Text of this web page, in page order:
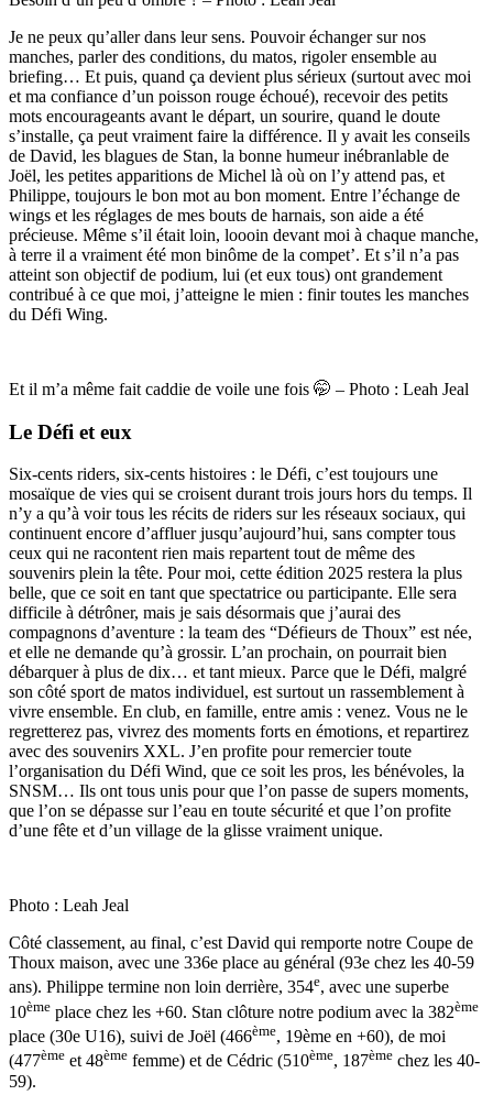
Je ne peux qu’aller dans leur sens. Pouvoir échanger sur nos
manches, parler des conditions, du matos, rigoler ensemble au
briefing… Et puis, quand ça devient plus sérieux (surtout avec moi
et ma confiance d’un poisson rouge échoué), recevoir des petits
mots encourageants avant le départ, un sourire, quand le doute
s’installe, ça peut vraiment faire la différence. Il y avait les conseils
de David, les blagues de Stan, la bonne humeur inébranlable de
Joël, les petites apparitions de Michel là où on l’y attend pas, et
Philippe, toujours le bon mot au bon moment. Entre l’échange de
wings et les réglages de mes bouts de harnais, son aide a été
précieuse. Même s’il était loin, loooin devant moi à chaque manche,
à terre il a vraiment été mon binôme de la compet’. Et s’il n’a pas
atteint son objectif de podium, lui (et eux tous) ont grandement
contribué à ce que moi, j’atteigne le mien : finir toutes les manches
du Défi Wing.
Et il m’a même fait caddie de voile une fois 🤭 – Photo : Leah Jeal
Le Défi et eux
Six-cents riders, six-cents histoires : le Défi, c’est toujours une
mosaïque de vies qui se croisent durant trois jours hors du temps. Il
n’y a qu’à voir tous les récits de riders sur les réseaux sociaux, qui
continuent encore d’affluer jusqu’aujourd’hui, sans compter tous
ceux qui ne racontent rien mais repartent tout de même des
souvenirs plein la tête. Pour moi, cette édition 2025 restera la plus
belle, que ce soit en tant que spectatrice ou participante. Elle sera
difficile à détrôner, mais je sais désormais que j’aurai des
compagnons d’aventure : la team des “Défieurs de Thoux” est née,
et elle ne demande qu’à grossir. L’an prochain, on pourrait bien
débarquer à plus de dix… et tant mieux. Parce que le Défi, malgré
son côté sport de matos individuel, est surtout un rassemblement à
vivre ensemble. En club, en famille, entre amis : venez. Vous ne le
regretterez pas, vivrez des moments forts en émotions, et repartirez
avec des souvenirs XXL. J’en profite pour remercier toute
l’organisation du Défi Wind, que ce soit les pros, les bénévoles, la
SNSM… Ils ont tous unis pour que l’on passe de supers moments,
que l’on se dépasse sur l’eau en toute sécurité et que l’on profite
d’une fête et d’un village de la glisse vraiment unique.
Photo : Leah Jeal
Côté classement, au final, c’est David qui remporte notre Coupe de
Thoux maison, avec une 336e place au général (93e chez les 40-59
ans). Philippe termine non loin derrière, 354e, avec une superbe
10ème place chez les +60. Stan clôture notre podium avec la 382ème
place (30e U16), suivi de Joël (466ème, 19ème en +60), de moi
(477ème et 48ème femme) et de Cédric (510ème, 187ème chez les 40-
59).